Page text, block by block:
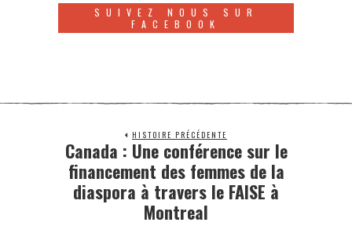
SUIVEZ NOUS SUR
FACEBOOK
HISTOIRE PRÉCÉDENTE
Canada : Une conférence sur le
financement des femmes de la
diaspora à travers le FAISE à
Montreal